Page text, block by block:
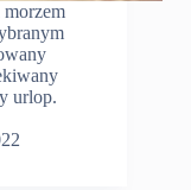
morzem
urlop.